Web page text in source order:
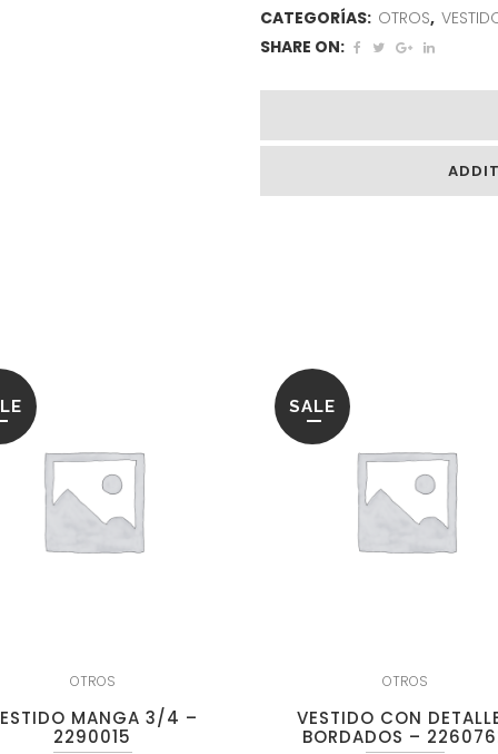
CATEGORÍAS: OTROS,
SHARE ON:
OTROS
MANGA 3/4 –
2290015
SALE
OTROS
VESTIDO CON
BORDADOS –